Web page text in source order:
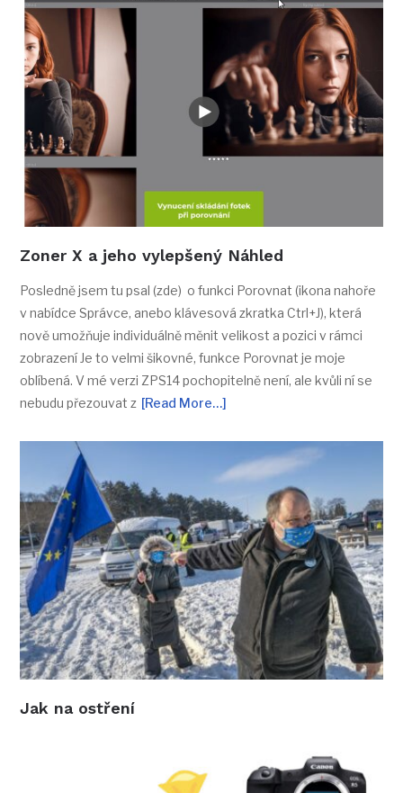
Zoner X a jeho vylepšený Náhled
Posledně jsem tu psal (zde) o funkci Porovnat (ikona nahoře
v nabídce Správce, anebo klávesová zkratka Ctrl+J), která
nově umožňuje individuálně měnit velikost a pozici v rámci
zobrazení Je to velmi šikovné, funkce Porovnat je moje
oblíbená. V mé verzi ZPS14 pochopitelně není, ale kvůli ní se
nebudu přezouvat z [Read More…]
Jak na ostření